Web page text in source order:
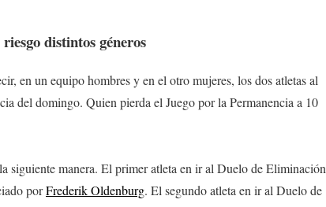
distintos géneros
en un equipo hombres y en el otro mujeres, los dos atletas al
del domingo. Quien pierda el Juego por la Permanencia a 10
siguiente manera. El primer atleta en ir al Duelo de Eliminación
porFrederik Oldenburg. El segundo atleta en ir al Duelo de